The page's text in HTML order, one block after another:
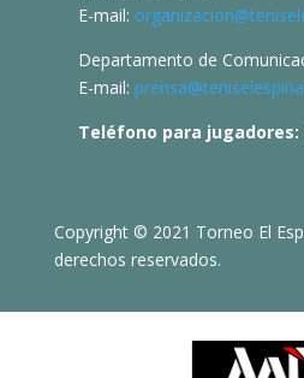
E-mail:
Departamento de
E-mail:
Teléfono para jugadores:
Copyright © 2021 Torneo El
derechos reservados.